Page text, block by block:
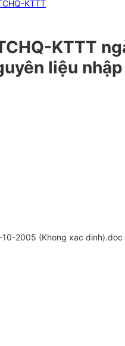
KTTT
KTTT
liệu
2005 (Khong xac dinh).doc